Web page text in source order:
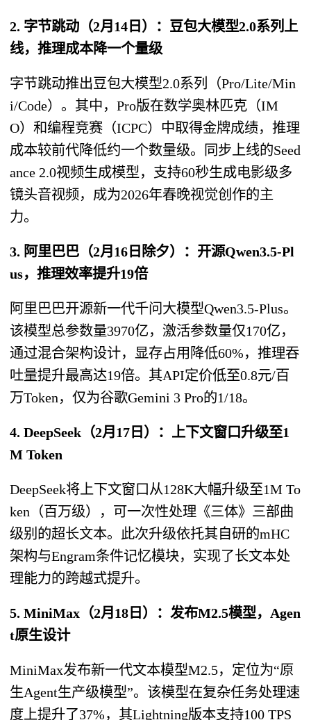
2. 字节跳动（2月14日）：豆包大模型2.0系列上
线，推理成本降一个量级
字节跳动推出豆包大模型2.0系列（Pro/Lite/Min
i/Code）。其中，Pro版在数学奥林匹克（IM
O）和编程竞赛（ICPC）中取得金牌成绩，推理
成本较前代降低约一个数量级。同步上线的Seed
ance 2.0视频生成模型，支持60秒生成电影级多
镜头音视频，成为2026年春晚视觉创作的主
力。
3. 阿里巴巴（2月16日除夕）：开源Qwen3.5-Pl
us，推理效率提升19倍
阿里巴巴开源新一代千问大模型Qwen3.5-Plus。
该模型总参数量3970亿，激活参数量仅170亿，
通过混合架构设计，显存占用降低60%，推理吞
吐量提升最高达19倍。其API定价低至0.8元/百
万Token，仅为谷歌Gemini 3 Pro的1/18。
4. DeepSeek（2月17日）：上下文窗口升级至1
M Token
DeepSeek将上下文窗口从128K大幅升级至1M To
ken（百万级），可一次性处理《三体》三部曲
级别的超长文本。此次升级依托其自研的mHC
架构与Engram条件记忆模块，实现了长文本处
理能力的跨越式提升。
5. MiniMax（2月18日）：发布M2.5模型，Agen
t原生设计
MiniMax发布新一代文本模型M2.5，定位为“原
生Agent生产级模型”。该模型在复杂任务处理速
度上提升了37%，其Lightning版本支持100 TPS